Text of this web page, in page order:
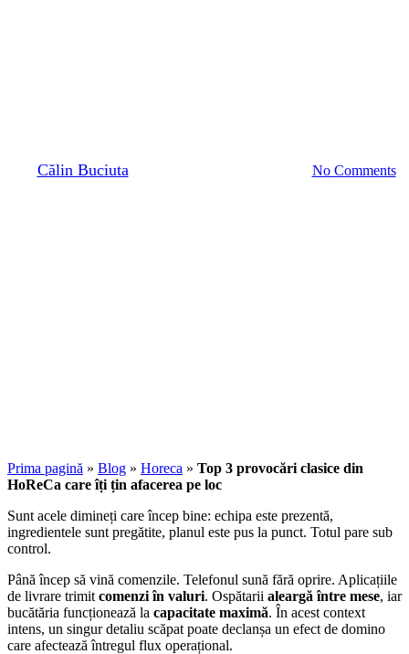
Călin Buciuta No Comments
Prima pagină » Blog » Horeca » Top 3 provocări clasice din
HoReCa care îți țin afacerea pe loc
Sunt acele dimineți care încep bine: echipa este prezentă,
ingredientele sunt pregătite, planul este pus la punct. Totul pare sub
control.
Până încep să vină comenzile. Telefonul sună fără oprire. Aplicațiile
de livrare trimit comenzi în valuri. Ospătarii aleargă între mese, iar
bucătăria funcționează la capacitate maximă. În acest context
intens, un singur detaliu scăpat poate declanșa un efect de domino
care afectează întregul flux operațional.